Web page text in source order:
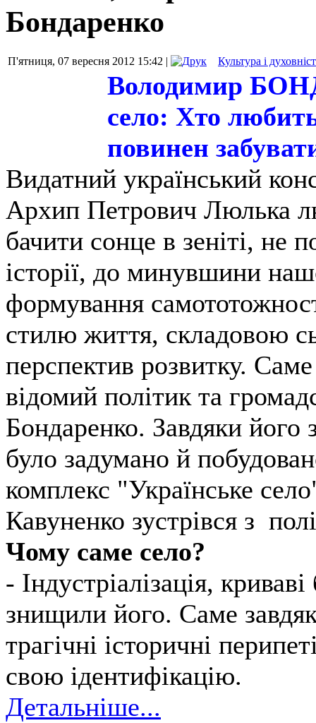
Бондаренко
П'ятниця, 07 вересня 2012 15:42 | Культура і
Володимир
село: Хто
повинен
Видатний український
Архип Петрович Люлька
бачити сонце в зеніті, не
історії, до минувшини
формування
стилю життя, складовою
перспектив розвитку.
відомий політик та
Бондаренко. Завдяки його
було задумано й
комплекс "Українське
Кавуненко зустрівся з
Чому саме село?
- Індустріалізація,
знищили його. Саме
трагічні історичні
свою ідентифікацію.
Детальніше...